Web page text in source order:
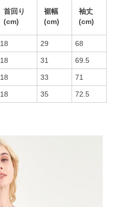
首回り
(cm)
裾幅
(cm)
袖丈
(cm)
18 29 68
18 31 69.5
18 33 71
18 35 72.5